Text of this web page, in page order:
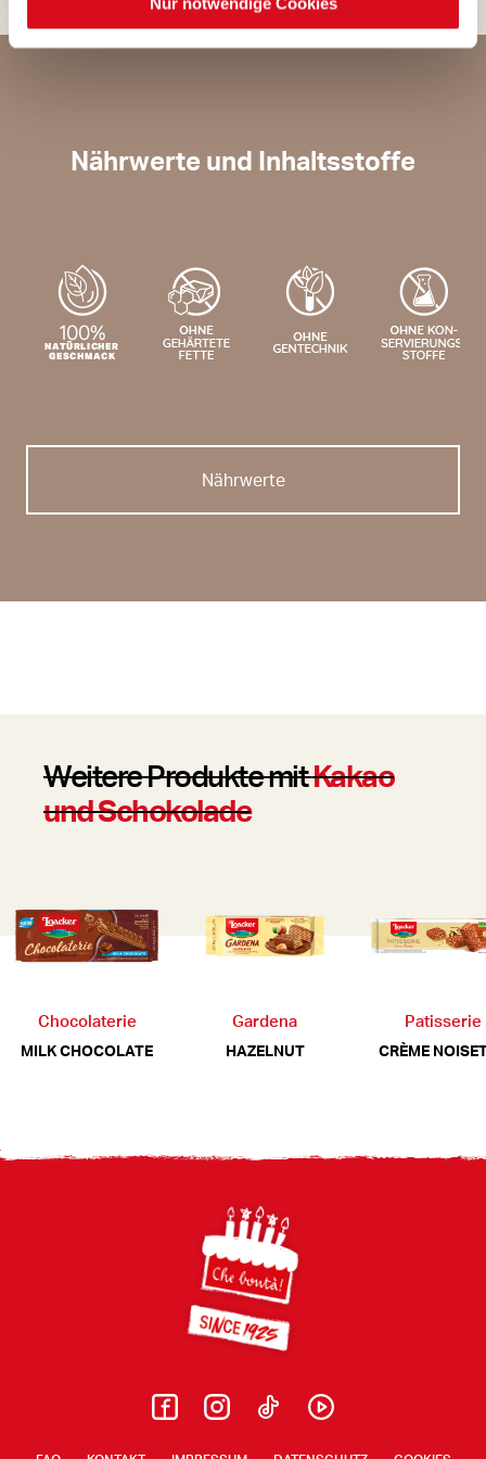
Nährwerte und Inhaltsstoffe
Nährwerte
Weitere Produkte mitKakao
und Schokolade
Chocolaterie
MILK CHOCOLATE
Gardena
HAZELNUT
Patisserie
CRÈME